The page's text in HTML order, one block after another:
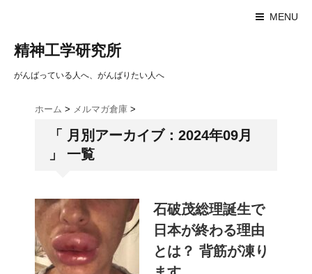
MENU
精神工学研究所
がんばっている人へ、がんばりたい人へ
ホーム > メルマガ倉庫 >
「 月別アーカイブ：2024年09月
」 一覧
石破茂総理誕生で
日本が終わる理由
とは？ 背筋が凍り